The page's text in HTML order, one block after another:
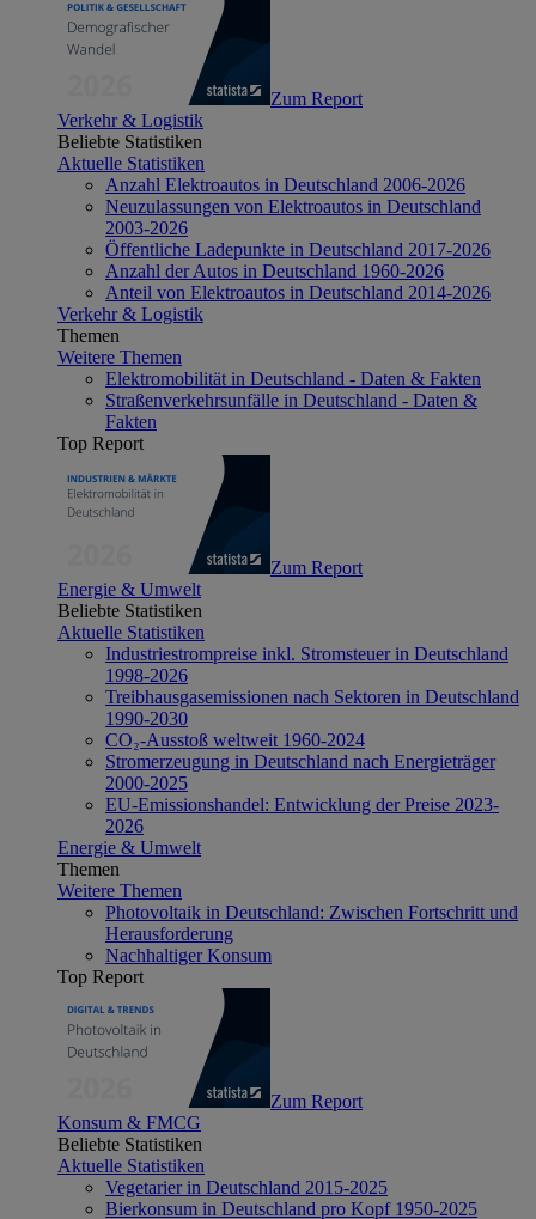
Zum Report
Verkehr & Logistik
Beliebte Statistiken
Aktuelle Statistiken
Anzahl Elektroautos in Deutschland 2006-2026
Neuzulassungen von Elektroautos in Deutschland
2003-2026
Öffentliche Ladepunkte in Deutschland 2017-2026
Anzahl der Autos in Deutschland 1960-2026
Anteil von Elektroautos in Deutschland 2014-2026
Verkehr & Logistik
Themen
Weitere Themen
Elektromobilität in Deutschland - Daten & Fakten
Straßenverkehrsunfälle in Deutschland - Daten &
Fakten
Top Report
Zum Report
Energie & Umwelt
Beliebte Statistiken
Aktuelle Statistiken
Industriestrompreise inkl. Stromsteuer in Deutschland
1998-2026
Treibhausgasemissionen nach Sektoren in Deutschland
1990-2030
CO₂-Ausstoß weltweit 1960-2024
Stromerzeugung in Deutschland nach Energieträger
2000-2025
EU-Emissionshandel: Entwicklung der Preise 2023-
2026
Energie & Umwelt
Themen
Weitere Themen
Photovoltaik in Deutschland: Zwischen Fortschritt und
Herausforderung
Nachhaltiger Konsum
Top Report
Zum Report
Konsum & FMCG
Beliebte Statistiken
Aktuelle Statistiken
Vegetarier in Deutschland 2015-2025
Bierkonsum in Deutschland pro Kopf 1950-2025